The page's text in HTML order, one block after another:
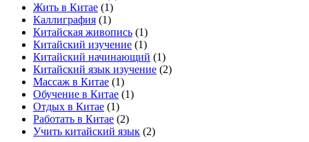
Жить в Китае (1)
Каллиграфия (1)
Китайская живопись (1)
Китайский изучение (1)
Китайский начинающий (1)
Китайский язык изучение (2)
Массаж в Китае (1)
Обучение в Китае (1)
Отдых в Китае (1)
Работать в Китае (2)
Учить китайский язык (2)